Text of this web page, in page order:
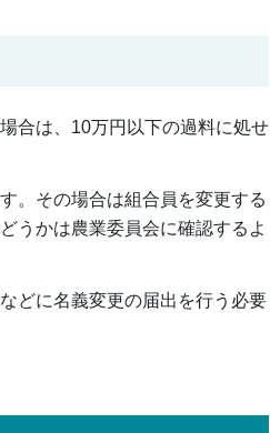
合は、10万円以下の過料に処せ
。その場合は組合員を変更する
うかは農業委員会に確認するよ
どに名義変更の届出を行う必要